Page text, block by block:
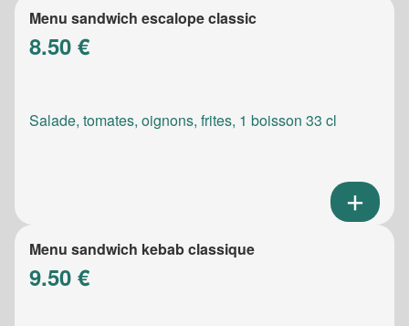
Menu sandwich escalope classic
8.50 €
Salade, tomates, oignons, frites, 1 boisson 33 cl
Menu sandwich kebab classique
9.50 €